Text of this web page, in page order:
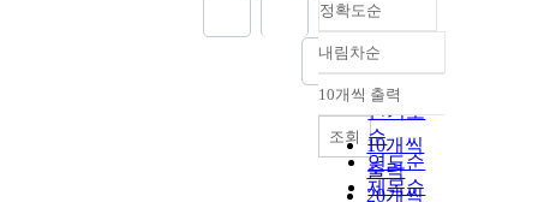
정확도순
정확도
순
인기도
순
연도순
제목순
내림차순
내림차순
10개씩 출력
10개씩
출력
20개씩
조회